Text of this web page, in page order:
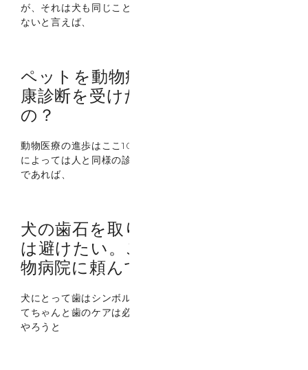
が、それは犬も同じことです。 この時期にやらないといけ
ないと言えば、
ペットを動物病院でなく往診で健
康診断を受けたい。何ができる
の？
動物医療の進歩はここ10年で目覚ましいものがあり、分野
によっては人と同様の診療が可能になりました。 特に都心
であれば、
犬の歯石を取りたいが、全身麻酔
は避けたい。こんなとき往診の動
物病院に頼んでみては？
犬にとって歯はシンボルマーク。 人間だけでなく、犬だっ
てちゃんと歯のケアは必要です。 ただし、いざ歯のケアを
やろうと